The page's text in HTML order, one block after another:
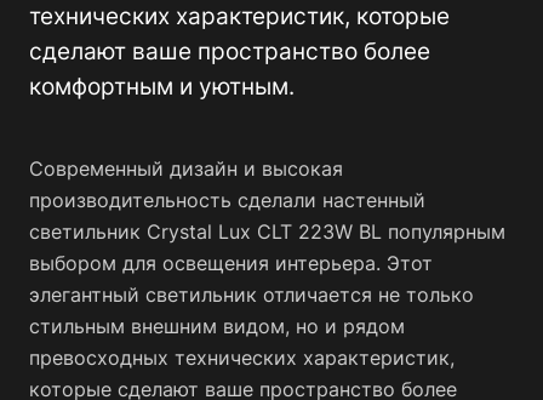
технических характеристик, которые
сделают ваше пространство более
комфортным и уютным.
Современный дизайн и высокая
производительность сделали настенный
светильник Crystal Lux CLT 223W BL популярным
выбором для освещения интерьера. Этот
элегантный светильник отличается не только
стильным внешним видом, но и рядом
превосходных технических характеристик,
которые сделают ваше пространство более